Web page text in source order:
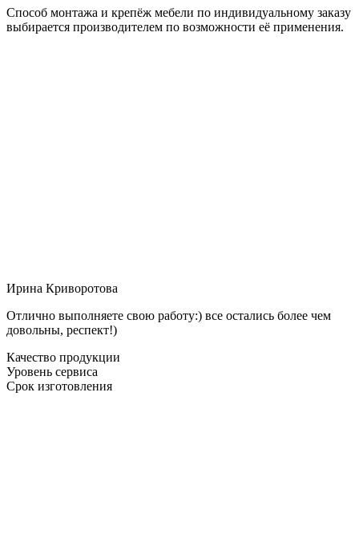
Способ монтажа и крепёж мебели по индивидуальному заказу
выбирается производителем по возможности её применения.
Ирина Криворотова
Отлично выполняете свою работу:) все остались более чем
довольны, респект!)
Качество продукции
Уровень сервиса
Срок изготовления